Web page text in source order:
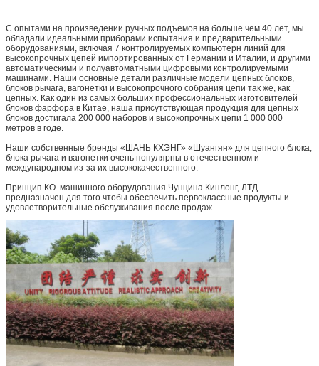
С опытами на произведении ручных подъемов на больше чем 40 лет, мы
обладали идеальными приборами испытания и предварительными
оборудованиями, включая 7 контролируемых компьютерн линий для
высокопрочных цепей импортированных от Германии и Италии, и другими
автоматическими и полуавтоматными цифровыми контролируемыми
машинами. Наши основные детали различные модели цепных блоков,
блоков рычага, вагонетки и высокопрочного собрания цепи так же, как
цепных. Как один из самых больших профессиональных изготовителей
блоков фарфора в Китае, наша присутствующая продукция для цепных
блоков достигала 200 000 наборов и высокопрочных цепи 1 000 000
метров в годе.
Наши собственные бренды «ШАНЬ КХЭНГ» «Шуангян» для цепного блока,
блока рычага и вагонетки очень популярны в отечественном и
международном из-за их высококачественного.
Принцип КО. машинного оборудования Чунцина Кинлонг, ЛТД
предназначен для того чтобы обеспечить первоклассные продукты и
удовлетворительные обслуживания после продаж.